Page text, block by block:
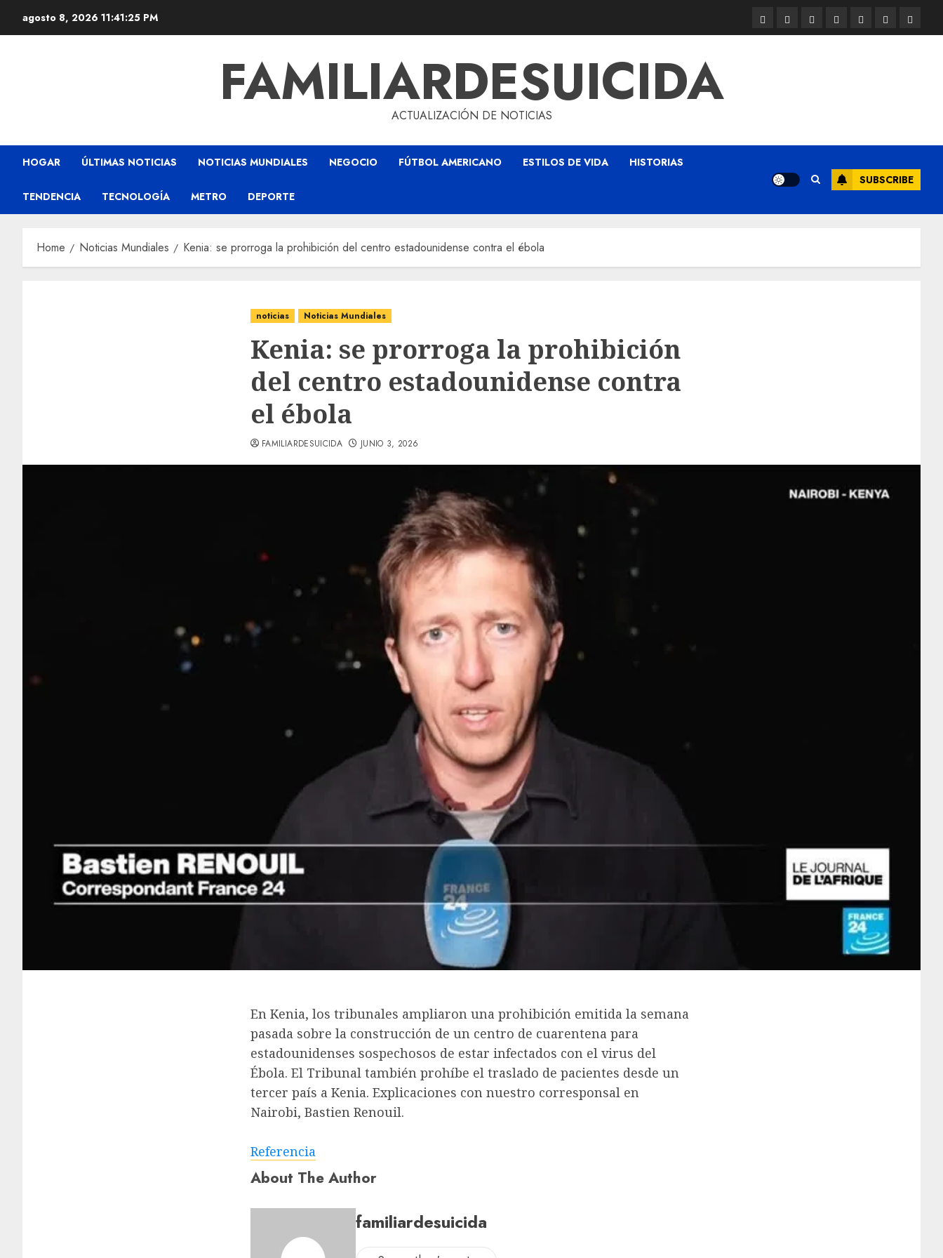
agosto 8, 2026 11:41:26 PM
FAMILIARDESUICIDA
ACTUALIZACIÓN DE NOTICIAS
HOGAR ÚLTIMAS NOTICIAS NOTICIAS MUNDIALES NEGOCIO FÚTBOL AMERICANO ESTILOS DE VIDA HISTORIAS
TENDENCIA TECNOLOGÍA METRO DEPORTE
SUBSCRIBE
Home Noticias Mundiales Kenia: se prorroga la prohibición del centro estadounidense contra el ébola
noticias Noticias Mundiales
Kenia: se prorroga la prohibición
del centro estadounidense contra
el ébola
FAMILIARDESUICIDA JUNIO 3, 2026
En Kenia, los tribunales ampliaron una prohibición emitida la semana
pasada sobre la construcción de un centro de cuarentena para
estadounidenses sospechosos de estar infectados con el virus del
Ébola. El Tribunal también prohíbe el traslado de pacientes desde un
tercer país a Kenia. Explicaciones con nuestro corresponsal en
Nairobi, Bastien Renouil.
Referencia
About The Author
familiardesuicida